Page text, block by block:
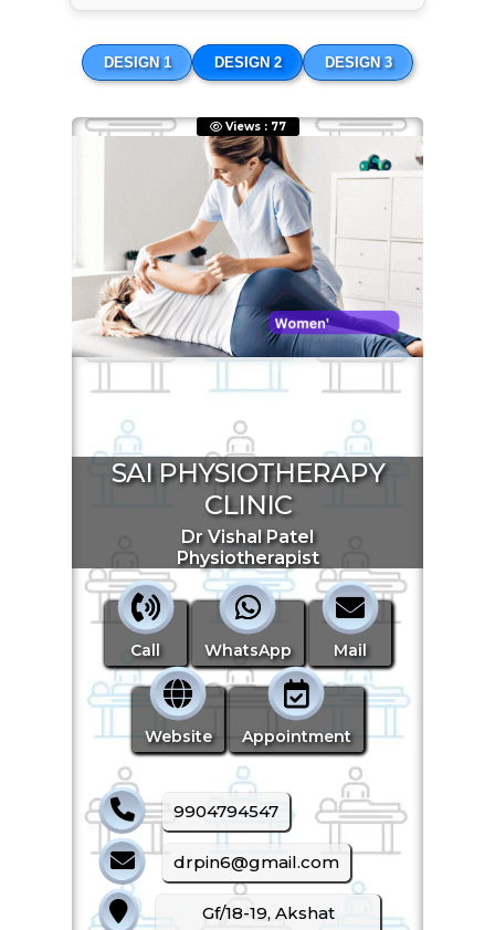
DESIGN 1 DESIGN 2 DESIGN 3
Views : 77
SAI PHYSIOTHERAPY
CLINIC
Dr Vishal Patel
Physiotherapist
Call WhatsApp Mail
Website Appointment
9904794547
drpin6@gmail.com
Gf/18-19, Akshat
Payment Info
Paytm
9904794547 Copy Number
Copy Number
Quick Inquiry
Start Chat
Click to Use AI Scanner to
Create Card in 30 Sec
Use it as a Free Business Card Scanner too